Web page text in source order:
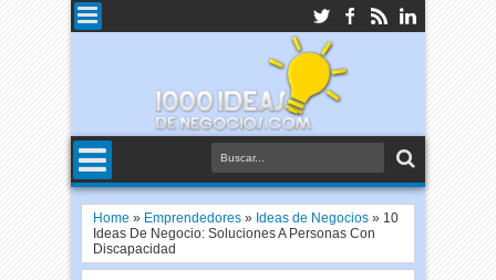
Home » Emprendedores » Ideas de Negocios » 10
Ideas De Negocio: Soluciones A Personas Con
Discapacidad